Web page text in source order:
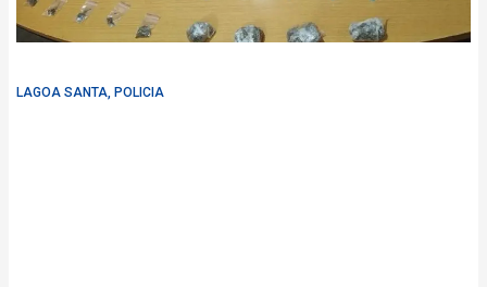
LAGOA SANTA, POLICIA